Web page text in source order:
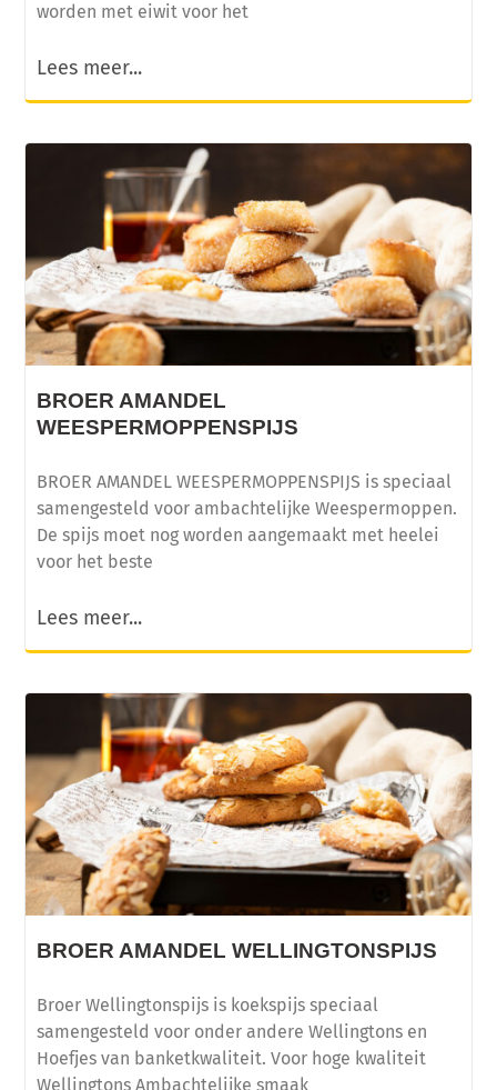
worden met eiwit voor het
Lees meer...
BROER AMANDEL
WEESPERMOPPENSPIJS
BROER AMANDEL WEESPERMOPPENSPIJS is speciaal
samengesteld voor ambachtelijke Weespermoppen.
De spijs moet nog worden aangemaakt met heelei
voor het beste
Lees meer...
BROER AMANDEL WELLINGTONSPIJS
Broer Wellingtonspijs is koekspijs speciaal
samengesteld voor onder andere Wellingtons en
Hoefjes van banketkwaliteit. Voor hoge kwaliteit
Wellingtons Ambachtelijke smaak